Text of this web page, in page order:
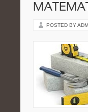
POSTED BY